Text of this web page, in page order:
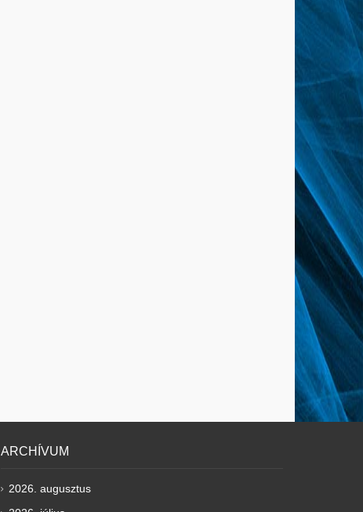
ARCHÍVUM
2026. augusztus